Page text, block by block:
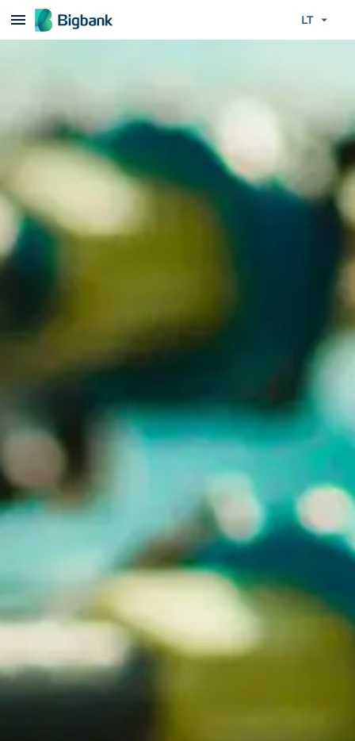
Praleisti turinį LT